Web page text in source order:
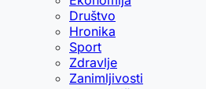
Društvo
Hronika
Sport
Zdravlje
Zanimljivosti